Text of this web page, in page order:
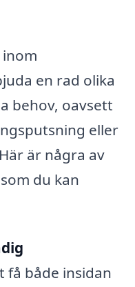
en rad olika
behov, oavsett
eller
är några av
du kan
få både insidan